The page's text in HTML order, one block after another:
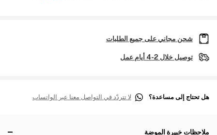
شحن مجاني على جميع الطلبات
توصيل خلال 2-4 أيام عمل
هل تحتاج إلى مساعدة؟ لا تتردّد في التواصل معنا عبر الواتساب
ملاحظات خبيرة الموضة